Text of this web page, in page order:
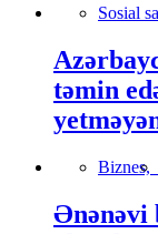
Sosial
təmin
Biznes,
Ənənəvi